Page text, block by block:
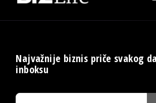
Najvažnije biznis priče svakog
inboksu